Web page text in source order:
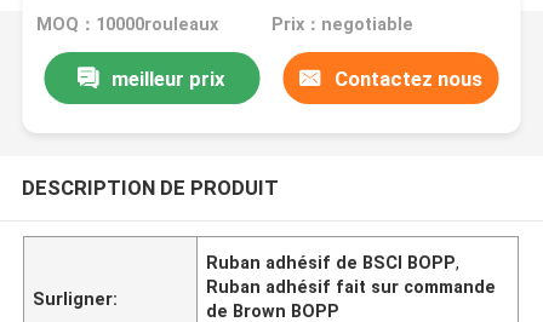
claire de garniture du joint de bande
MOQ：10000rouleaux Prix：negotiable
meilleur prix Contactez nous
DESCRIPTION DE PRODUIT
Surligner:
Ruban adhésif de BSCI BOPP,
Ruban adhésif fait sur commande
de Brown BOPP